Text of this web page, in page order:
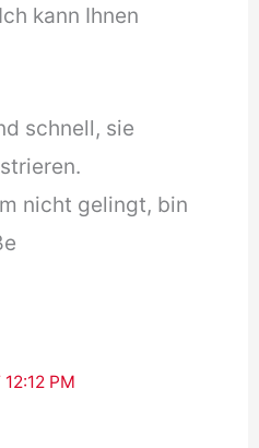
kann Ihnen
schnell, sie
nicht gelingt, bin
12:12 PM